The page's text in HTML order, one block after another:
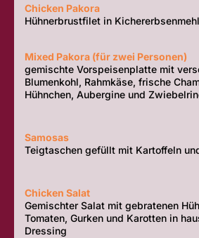
Chicken Pakora
Hühnerbrustfilet in
Mixed Pakora (für zwei Personen)
gemischte Vorspeisenplatte mit
Blumenkohl, Rahmkäse, frische
Hühnchen, Aubergine und
Samosas
Teigtaschen gefüllt mit Kartoffeln
Chicken Salat
Gemischter Salat mit gebratenen
Tomaten, Gurken und Karotten in
Dressing